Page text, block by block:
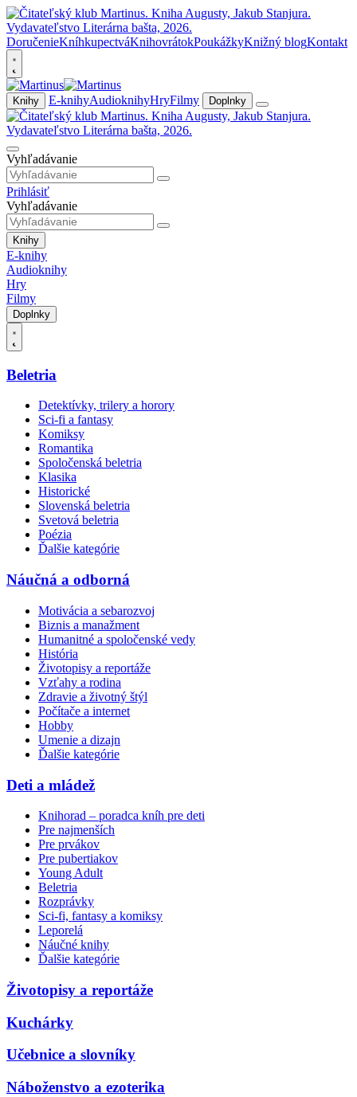
DoručenieKníhkupectváKnihovrátokPoukážkyKnižný blogKontakt
Knihy E-knihyAudioknihyHryFilmy Doplnky
Vyhľadávanie
Prihlásiť
Vyhľadávanie
Knihy
E-knihy
Audioknihy
Hry
Filmy
Doplnky
Beletria
Detektívky, trilery a horory
Sci-fi a fantasy
Komiksy
Romantika
Spoločenská beletria
Klasika
Historické
Slovenská beletria
Svetová beletria
Poézia
Ďalšie kategórie
Náučná a odborná
Motivácia a sebarozvoj
Biznis a manažment
Humanitné a spoločenské vedy
História
Životopisy a reportáže
Vzťahy a rodina
Zdravie a životný štýl
Počítače a internet
Hobby
Umenie a dizajn
Ďalšie kategórie
Deti a mládež
Knihorad – poradca kníh pre deti
Pre najmenších
Pre prvákov
Pre pubertiakov
Young Adult
Beletria
Rozprávky
Sci-fi, fantasy a komiksy
Leporelá
Náučné knihy
Ďalšie kategórie
Životopisy a reportáže
Kuchárky
Učebnice a slovníky
Náboženstvo a ezoterika